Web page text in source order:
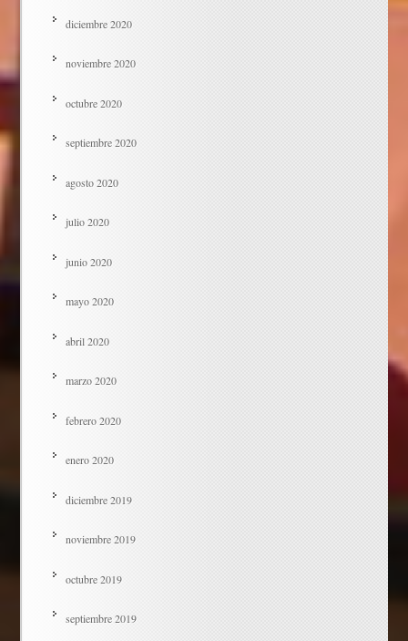
diciembre 2020
noviembre 2020
octubre 2020
septiembre 2020
agosto 2020
julio 2020
junio 2020
mayo 2020
abril 2020
marzo 2020
febrero 2020
enero 2020
diciembre 2019
noviembre 2019
octubre 2019
septiembre 2019